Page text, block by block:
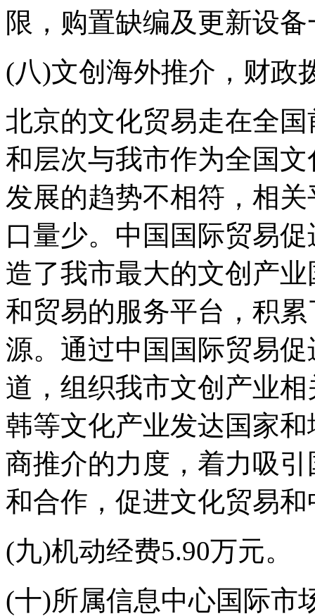
限，购置缺编及更新设
(八)文创海外推介，财政
北京的文化贸易走在全
和层次与我市作为全国
发展的趋势不相符，相
口量少。中国国际贸易
造了我市最大的文创产
和贸易的服务平台，积
源。通过中国国际贸易
道，组织我市文创产业
韩等文化产业发达国家
商推介的力度，着力吸
和合作，促进文化贸易
(九)机动经费5.90万元。
(十)所属信息中心国际市